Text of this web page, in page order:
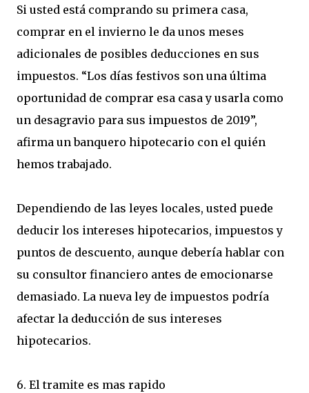
Si usted está comprando su primera casa,
comprar en el invierno le da unos meses
adicionales de posibles deducciones en sus
impuestos. “Los días festivos son una última
oportunidad de comprar esa casa y usarla como
un desagravio para sus impuestos de 2019”,
afirma un banquero hipotecario con el quién
hemos trabajado.
Dependiendo de las leyes locales, usted puede
deducir los intereses hipotecarios, impuestos y
puntos de descuento, aunque debería hablar con
su consultor financiero antes de emocionarse
demasiado. La nueva ley de impuestos podría
afectar la deducción de sus intereses
hipotecarios.
6. El tramite es mas rapido